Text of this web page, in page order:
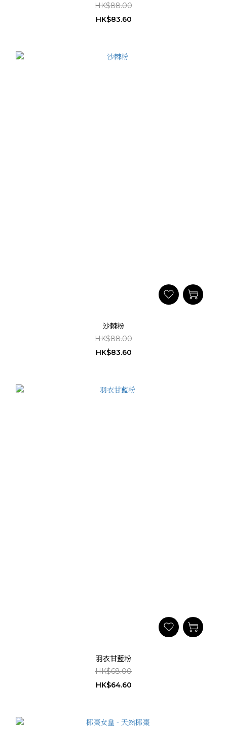
HK$88.00
HK$83.60
沙棘粉
HK$88.00
HK$83.60
羽衣甘藍粉
HK$68.00
HK$64.60